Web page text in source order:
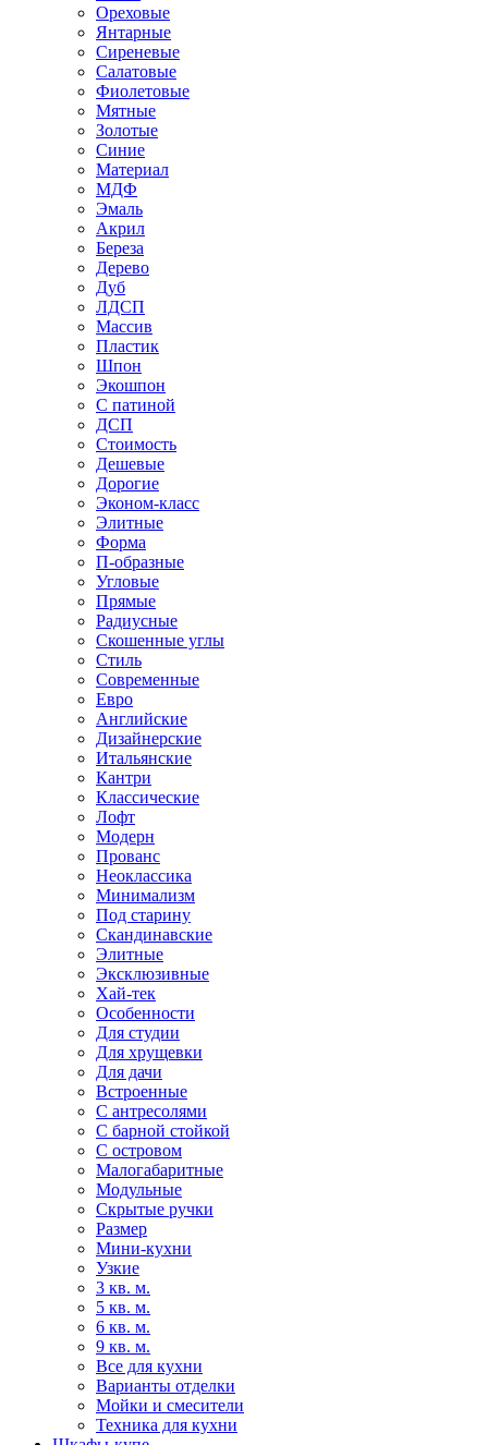
Ореховые
Янтарные
Сиреневые
Салатовые
Фиолетовые
Мятные
Золотые
Синие
Материал
МДФ
Эмаль
Акрил
Береза
Дерево
Дуб
ЛДСП
Массив
Пластик
Шпон
Экошпон
С патиной
ДСП
Стоимость
Дешевые
Дорогие
Эконом-класс
Элитные
Форма
П-образные
Угловые
Прямые
Радиусные
Скошенные углы
Стиль
Современные
Евро
Английские
Дизайнерские
Итальянские
Кантри
Классические
Лофт
Модерн
Прованс
Неоклассика
Минимализм
Под старину
Скандинавские
Элитные
Эксклюзивные
Хай-тек
Особенности
Для студии
Для хрущевки
Для дачи
Встроенные
С антресолями
С барной стойкой
С островом
Малогабаритные
Модульные
Скрытые ручки
Размер
Мини-кухни
Узкие
3 кв. м.
5 кв. м.
6 кв. м.
9 кв. м.
Все для кухни
Варианты отделки
Мойки и смесители
Техника для кухни